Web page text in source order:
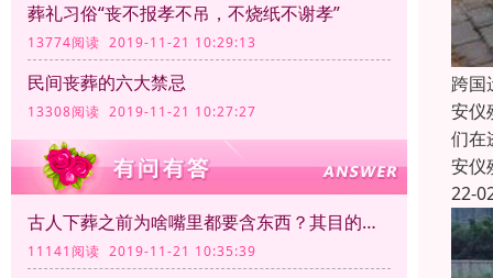
葬礼习俗“丧不报孝不吊，不烧纸不谢孝”
13774阅读 2019-11-21 10:29:13
民间丧葬的六大禁忌
13308阅读 2019-11-21 10:27:27
古人下葬之前为啥嘴里都要含东西？其目的是什么？
11141阅读 2019-11-21 10:35:39
跨国
安仪
们在
安仪
22-